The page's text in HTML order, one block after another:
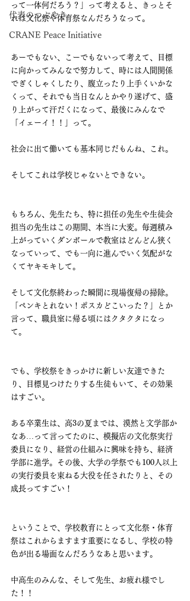
代表のつぶやき
CRANE Peace Initiative
って一体何だろう？」って考えると、きっとそ
れは文化祭や体育祭なんだろうなって。
あーでもない、こーでもないって考えて、目標
に向かってみんなで努力して、時には人間関係
でぎくしゃくしたり、腹立ったり上手くいかな
くって、それでも当日なんとかやり遂げて、盛
り上がって汗だくになって、最後にみんなで
「イェーイ！！」って。
社会に出て働いても基本同じだもんね、これ。
そしてこれは学校じゃないとできない。
もちろん、先生たち、特に担任の先生や生徒会
担当の先生はこの期間、本当に大変。毎週積み
上がっていくダンボールで教室はどんどん狭く
なっていって、でも一向に進んでいく気配がな
くてヤキモキして。
そして文化祭終わった瞬間に現場復帰の掃除。
「ペンキとれない！ポスカどこいった？」とか
言って、職員室に帰る頃にはクタクタになっ
て。
でも、学校祭をきっかけに新しい友達できた
り、目標見つけたりする生徒もいて、その効果
はすごい。
ある卒業生は、高3の夏までは、漠然と文学部か
なあ…って言ってたのに、模擬店の文化祭実行
委員になり、経営の仕組みに興味を持ち、経済
学部に進学。その後、大学の学祭でも100人以上
の実行委員を束ねる大役を任されたりと、その
成長ってすごい！
ということで、学校教育にとって文化祭・体育
祭はこれからますます重要になるし、学校の特
色が出る場面なんだろうなあと思います。
中高生のみんな、そして先生、お疲れ様でし
た！！